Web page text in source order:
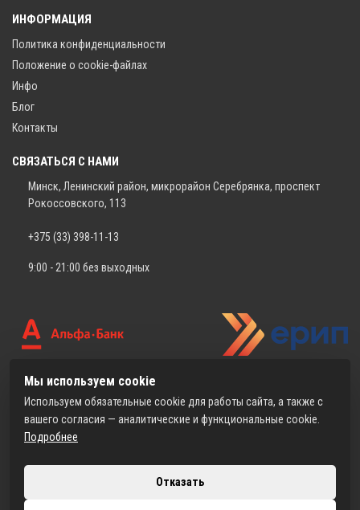
ИНФОРМАЦИЯ
Политика конфиденциальности
Положение о cookie-файлах
Инфо
Блог
Контакты
СВЯЗАТЬСЯ С НАМИ
Минск, Ленинский район, микрорайон Серебрянка, проспект
Рокоссовского, 113
+375 (33) 398-11-13
9:00 - 21:00 без выходных
Мы используем cookie
Используем обязательные cookie для работы сайта, а также с
вашего согласия — аналитические и функциональные cookie.
Подробнее
Отказать